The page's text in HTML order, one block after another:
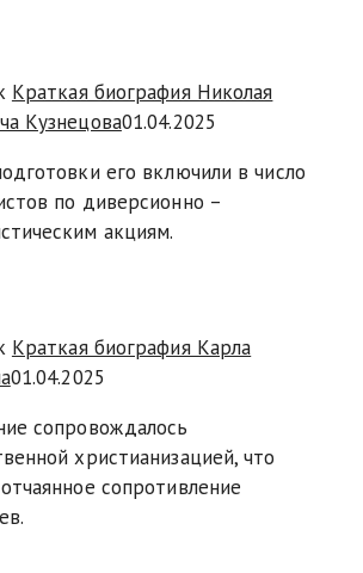
Краткая биография Николая
Кузнецова01.04.2025
его включили в число
по диверсионно –
акциям.
Краткая биография Карла
01.04.2025
сопровождалось
христианизацией, что
сопротивление